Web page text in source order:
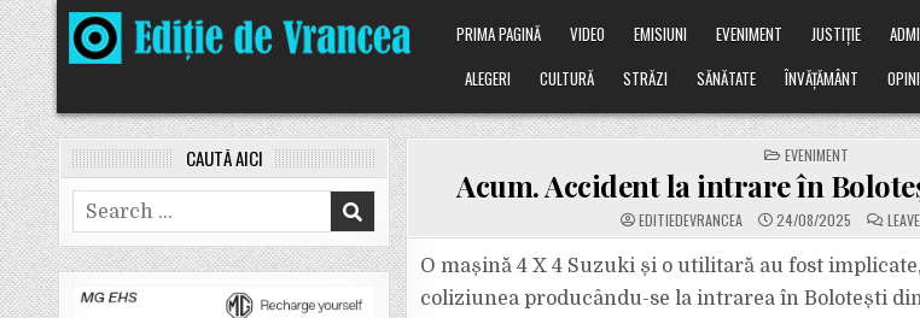
Skip
to
content
PRIMA PAGINĂ VIDEO EMISIUNI EVENIMENT JUSTIȚIE
ALEGERI
CULTURĂ STRĂZI SĂNĂTATE ÎNVĂȚĂMÂNT
POSTED
IN
EVENIMENT
Acum. Accident la intrare în
EDITIEDEVRANCEA 24/08/2025
O mașină 4 X 4 Suzuki și o utilitară au fost
coliziunea producându-se la intrarea în Bolotești
CAUTĂ AICI
Search
for: